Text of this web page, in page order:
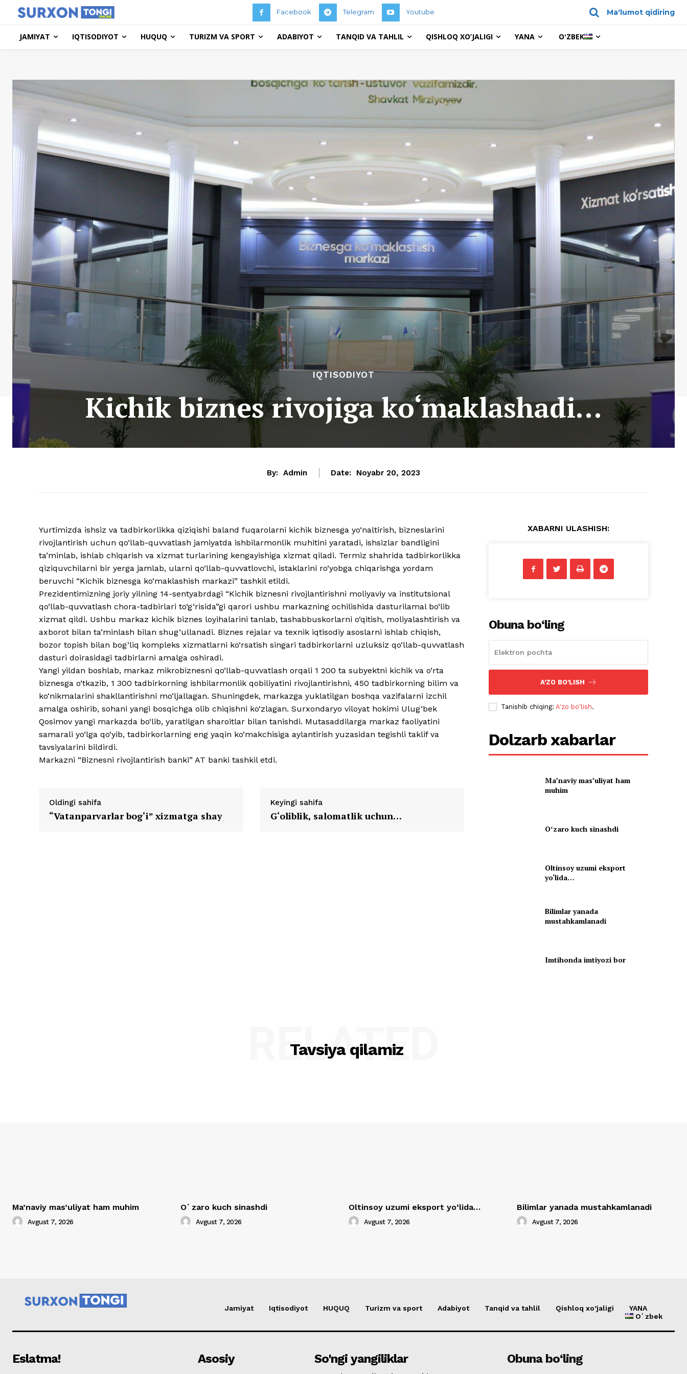
Facebook Telegram Youtube Ma'lumot qidiring
JAMIYAT IQTISODIYOT HUQUQ TURIZM VA SPORT ADABIYOT TANQID VA TAHLIL QISHLOQ XO’JALIGI YANA OʻZBEK
IQTISODIYOT
Kichik biznes rivojiga ko‘maklashadi…
By: Admin Date: Noyabr 20, 2023
Yurtimizda ishsiz va tadbirkorlikka qiziqishi baland fuqarolarni kichik biznesga yo‘naltirish, bizneslarini
rivojlantirish uchun qo‘llab-quvvatlash jamiyatda ishbilarmonlik muhitini yaratadi, ishsizlar bandligini
ta’minlab, ishlab chiqarish va xizmat turlarining kengayishiga xizmat qiladi. Termiz shahrida tadbirkorlikka
qiziquvchilarni bir yerga jamlab, ularni qo‘llab-quvvatlovchi, istaklarini ro‘yobga chiqarishga yordam
beruvchi “Kichik biznesga ko‘maklashish markazi” tashkil etildi.
Prezidentimizning joriy yilning 14-sentyabrdagi “Kichik biznesni rivojlantirishni moliyaviy va institutsional
qo‘llab-quvvatlash chora-tadbirlari to‘g‘risida”gi qarori ushbu markazning ochilishida dasturilamal bo‘lib
xizmat qildi. Ushbu markaz kichik biznes loyihalarini tanlab, tashabbuskorlarni o‘qitish, moliyalashtirish va
axborot bilan ta’minlash bilan shug‘ullanadi. Biznes rejalar va texnik iqtisodiy asoslarni ishlab chiqish,
bozor topish bilan bog‘liq kompleks xizmatlarni ko‘rsatish singari tadbirkorlarni uzluksiz qo‘llab-quvvatlash
dasturi doirasidagi tadbirlarni amalga oshiradi.
Yangi yildan boshlab, markaz mikrobiznesni qo‘llab-quvvatlash orqali 1 200 ta subyektni kichik va o‘rta
biznesga o‘tkazib, 1 300 tadbirkorning ishbilarmonlik qobiliyatini rivojlantirishni, 450 tadbirkorning bilim va
ko‘nikmalarini shakllantirishni mo‘ljallagan. Shuningdek, markazga yuklatilgan boshqa vazifalarni izchil
amalga oshirib, sohani yangi bosqichga olib chiqishni ko‘zlagan. Surxondaryo viloyat hokimi Ulug‘bek
Qosimov yangi markazda bo‘lib, yaratilgan sharoitlar bilan tanishdi. Mutasaddilarga markaz faoliyatini
samarali yo‘lga qo‘yib, tadbirkorlarning eng yaqin ko‘makchisiga aylantirish yuzasidan tegishli taklif va
tavsiyalarini bildirdi.
Markazni “Biznesni rivojlantirish banki” AT banki tashkil etdi.
Oldingi sahifa
“Vatanparvarlar bog‘i” xizmatga shay
Keyingi sahifa
G‘oliblik, salomatlik uchun…
XABARNI ULASHISH:
Obuna bo‘ling
A'ZO BO'LISH
Tanishib chiqing:A'zo bo'lish.
Dolzarb xabarlar
Ma’naviy mas’uliyat ham
muhim
Oʻzaro kuch sinashdi
Oltinsoy uzumi eksport
yo‘lida…
Bilimlar yanada
mustahkamlanadi
Imtihonda imtiyozi bor
Tavsiya qilamiz
RELATED
Ma’naviy mas’uliyat ham muhim
Avgust 7, 2026
Oʻzaro kuch sinashdi
Avgust 7, 2026
Oltinsoy uzumi eksport yo‘lida…
Avgust 7, 2026
Bilimlar yanada mustahkamlanadi
Avgust 7, 2026
Jamiyat Iqtisodiyot HUQUQ Turizm va sport Adabiyot Tanqid va tahlil Qishloq xo’jaligi
YANA
Oʻzbek
Eslatma! Asosiy So'ngi yangiliklar Obuna bo‘ling